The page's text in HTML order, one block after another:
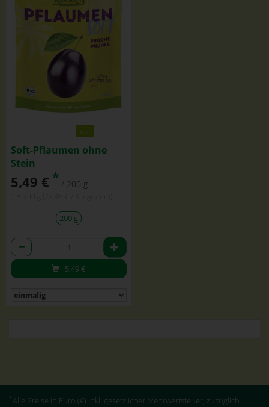
Soft-Pflaumen ohne
Stein
5,49 € * / 200 g
200 g
Anzahl
5,49€
*Alle Preise in Euro (€) inkl. gesetzlicher Mehrwertsteuer, zuzüglich